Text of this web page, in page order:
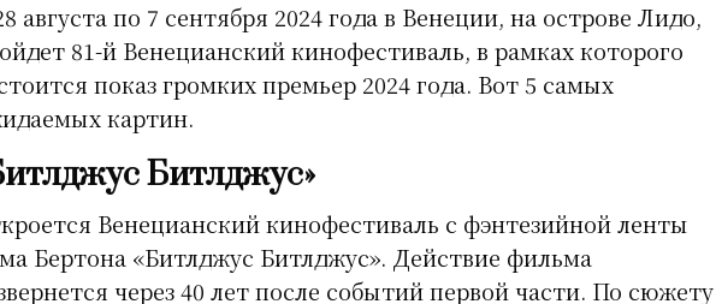
августа по 7 сентября 2024 года в Венеции, на острове Лидо,
81-й Венецианский кинофестиваль, в рамках которого
показ громких премьер 2024 года. Вот 5 самых
картин.
Битлджус»
Венецианский кинофестиваль с фэнтезийной ленты
Бертона «Битлджус Битлджус». Действие фильма
через 40 лет после событий первой части. По сюжету